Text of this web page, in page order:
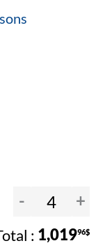
- +
1,01996$